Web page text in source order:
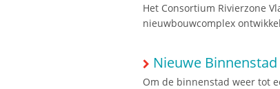
Het Consortium Rivierzone
nieuwbouwcomplex
Nieuwe Binnenstad
Om de binnenstad weer tot